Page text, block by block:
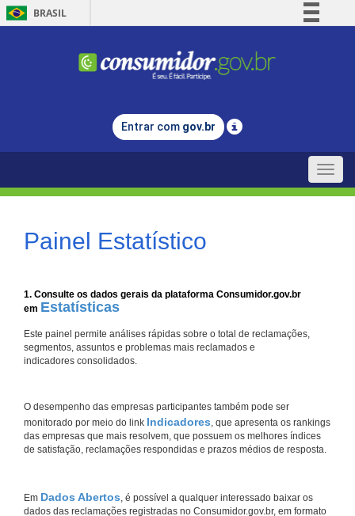
BRASIL
Comunica BR
Legislação
Entrar com gov.br
Toggle
Painel Estatístico
1. Consulte os dados gerais da plataforma Consumidor.gov.br
em Estatísticas
Este painel permite análises rápidas sobre o total de reclamações,
segmentos, assuntos e problemas mais reclamados e
indicadores consolidados.
O desempenho das empresas participantes também pode ser
monitorado por meio do link Indicadores, que apresenta os rankings
das empresas que mais resolvem, que possuem os melhores índices
de satisfação, reclamações respondidas e prazos médios de resposta.
Em Dados Abertos, é possível a qualquer interessado baixar os
dados das reclamações registradas no Consumidor.gov.br, em formato